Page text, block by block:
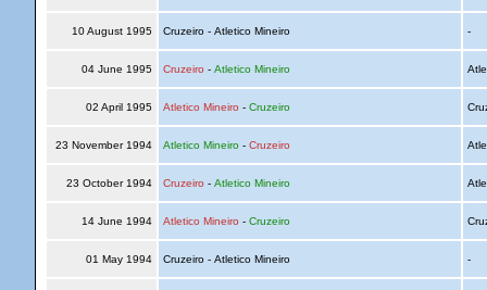
10 August 1995 Cruzeiro - Atletico Mineiro -
04 June 1995 Cruzeiro - Atletico Mineiro
02 April 1995 Atletico Mineiro - Cruzeiro
23 November 1994 Atletico Mineiro- Cruzeiro
23 October 1994 Cruzeiro - Atletico Mineiro
14 June 1994 Atletico Mineiro - Cruzeiro
01 May 1994 Cruzeiro - Atletico Mineiro -